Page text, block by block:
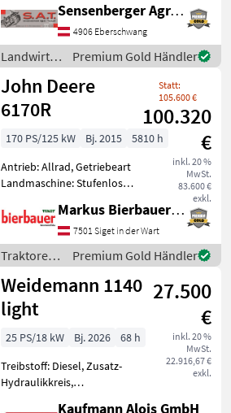
hydr. Geräteverriegelung
+++Einführungsaktion+++
***SAT Hof-Loader 1166*** -
Motor Kubota D 1
Sensenberger Agrar-Technik
4906 Eberschwang
Landwirtsch.
Motorfahrzeuge
/ SAT
Premium Gold Händler
John Deere
6170R
Statt:
105.600 €
100.320
€
inkl. 20 %
MwSt.
83.600 €
exkl.
170 PS/125 kW Bj. 2015
5810 h
Antrieb: Allrad, Getriebeart
Landmaschine: Stufenloses
Zapfwellendrehzahl:
540/540E/1000,
Höchstgeschwindigkeit in
km/h: 50 km/h, Aufladung:
Markus Bierbauer GmbH
7501 Siget in der Wart
Traktoren
/ John
Deere
Premium Gold Händler
Weidemann 1140
light
27.500
€
inkl. 20 %
MwSt.
22.916,67 €
exkl.
25 PS/18 kW Bj. 2026
68 h
Treibstoff: Diesel, Zusatz-
Hydraulikkreis,
Kaufmann Alois GmbH